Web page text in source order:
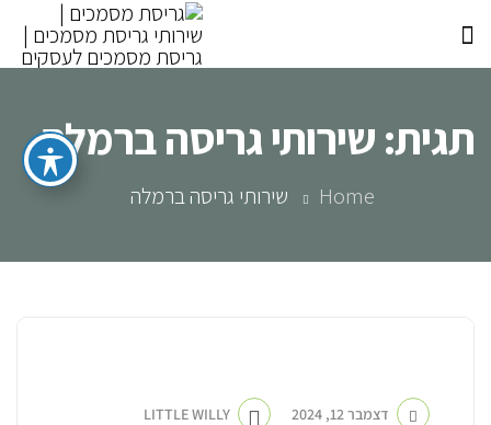
תגית:שירותי גריסה ברמלה
Home שירותי גריסה ברמלה
דצמבר 12, 2024 LITTLE WILLY